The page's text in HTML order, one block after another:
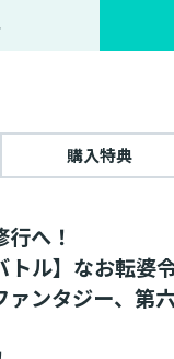
購入特典
へ！
トル】なお転婆
ァンタジー、第